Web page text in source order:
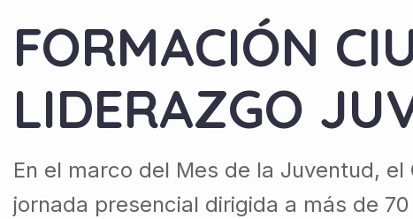
FORMACIÓN
LIDERAZGO
En el marco del Mes de la Juventud,
jornada presencial dirigida a más de